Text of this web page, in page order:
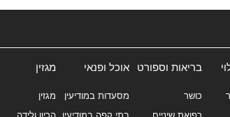
בריאות וספורט
כושר
אוכל ופנאי
מסעדות במודיעין
מגזין
מגזין